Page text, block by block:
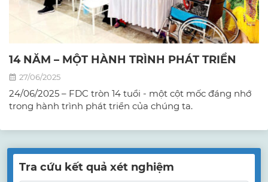
14 NĂM – MỘT HÀNH TRÌNH PHÁT TRIỂN
27/06/2025
24/06/2025 – FDC tròn 14 tuổi - một cột mốc đáng nhớ
trong hành trình phát triển của chúng ta.
Tra cứu kết quả xét nghiệm